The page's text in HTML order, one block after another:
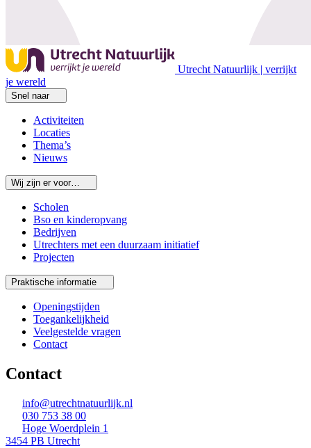
Utrecht Natuurlijk | verrijkt
je wereld
Snel naar
Activiteiten
Locaties
Thema’s
Nieuws
Wij zijn er voor…
Scholen
Bso en kinderopvang
Bedrijven
Utrechters met een duurzaam initiatief
Projecten
Praktische informatie
Openingstijden
Toegankelijkheid
Veelgestelde vragen
Contact
Contact
info@utrechtnatuurlijk.nl
030 753 38 00
Hoge Woerdplein 1
3454 PB Utrecht